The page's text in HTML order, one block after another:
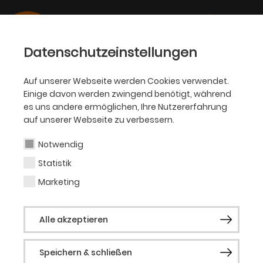
Datenschutzeinstellungen
Auf unserer Webseite werden Cookies verwendet.
Einige davon werden zwingend benötigt, während
es uns andere ermöglichen, Ihre Nutzererfahrung
auf unserer Webseite zu verbessern.
Notwendig
Statistik
Marketing
Alle akzeptieren
Speichern & schließen
SCHAUSPIEL
Hildegard Altmeyer
Bühnen- und Kostümbildnerin
Hildegard Altmeyer, geboren in Düsseldorf,
machte dort eine Ausbildung zur
Damenschneiderin. 1988 ging sie nach
Graz und studierte Bühnen- und